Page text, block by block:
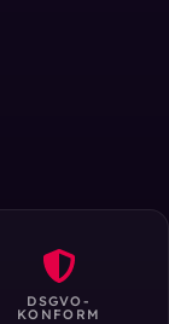
DSGVO-
KONFORM